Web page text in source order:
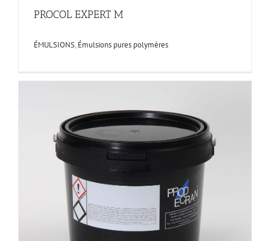
PROCOL EXPERT M
ÉMULSIONS, Émulsions pures polymères